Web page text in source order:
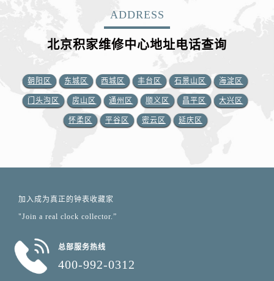
ADDRESS
北京积家维修中心地址电话查询
朝阳区 东城区 西城区 丰台区 石景山区 海淀区
门头沟区 房山区 通州区 顺义区 昌平区 大兴区
怀柔区 平谷区 密云区 延庆区
加入成为真正的钟表收藏家
"Join a real clock collector.”
总部服务热线
400-992-0312